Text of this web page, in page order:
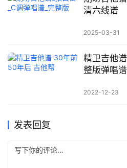
清六线谱
2025-03-31
精卫吉他
整版弹唱谱
2022-12-23
发表回复